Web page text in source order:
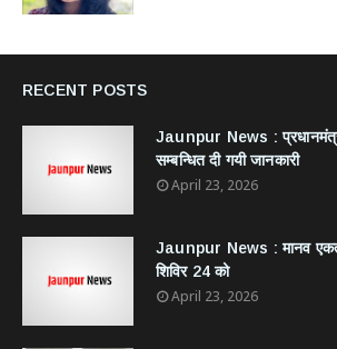
RECENT POSTS
Jaunpur News :
सम्बन्धित दी गयी जानकारी
April 23, 2026
Jaunpur News : ​मानव
शिविर 24 को
April 23, 2026